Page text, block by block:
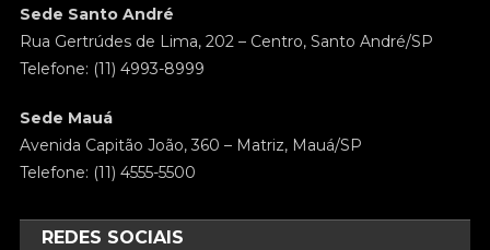
Sede Santo André
Rua Gertrúdes de Lima, 202 – Centro, Santo André/SP
Telefone: (11) 4993-8999
Sede Mauá
Avenida Capitão João, 360 – Matriz, Mauá/SP
Telefone: (11) 4555-5500
REDES SOCIAIS